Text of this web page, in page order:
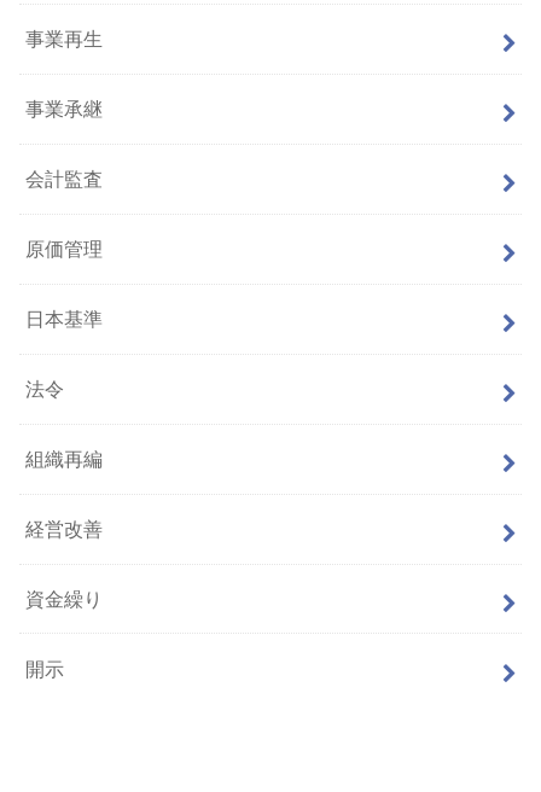
事業再生
事業承継
会計監査
原価管理
日本基準
法令
組織再編
経営改善
資金繰り
開示